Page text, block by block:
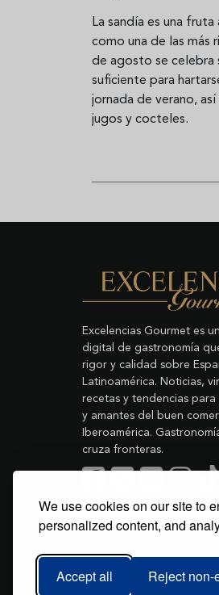
We use cookies on our site to
personalized content, and
Accept all Reject non-
La sandía es una
como una de las más
de agosto se celebra
suficiente para
jornada de verano,
jugos y cocteles.
Excelencias Gourmet es
digital de gastronomía
rigor y calidad sobre
Latinoamérica. Noticias,
recetas y tendencias
y amantes del buen
Iberoamérica.
cruza fronteras.
Copyright © 2011-2026
Todos los derechos